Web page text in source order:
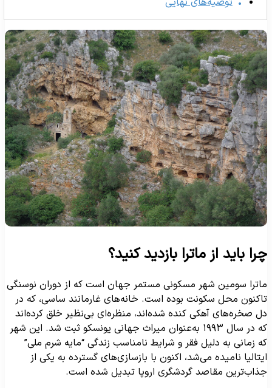
باید از ماترا بازدید کنید؟
سومین شهر مسکونی مستمر جهان است که از دوران نوسنگی
محل سکونت بوده است. خانه‌های غارمانند ساسی، که در
صخره‌های آهکی کنده شده‌اند، منظره‌ای بی‌نظیر خلق کرده‌اند
که در سال ۱۹۹۳ به‌عنوان میراث جهانی یونسکو ثبت شد. این شهر
زمانی به دلیل فقر و شرایط نامناسب زندگی “مایه شرم ملی”
نامیده می‌شد، اکنون با بازسازی‌های گسترده به یکی از
مقاصد گردشگری اروپا تبدیل شده است.